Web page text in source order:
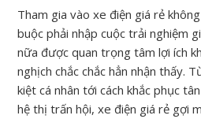
Tham gia vào xe điện giá rẻ
buộc phải nhập cuộc trải nghiệm
nữa được quan trọng tâm lợi ích
nghịch chắc chắc hẳn nhận thấy.
kiệt cá nhân tới cách khắc phục
hệ thị trấn hội, xe điện giá rẻ gợi